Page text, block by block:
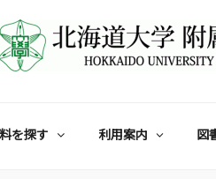
を探す 利用案内 図